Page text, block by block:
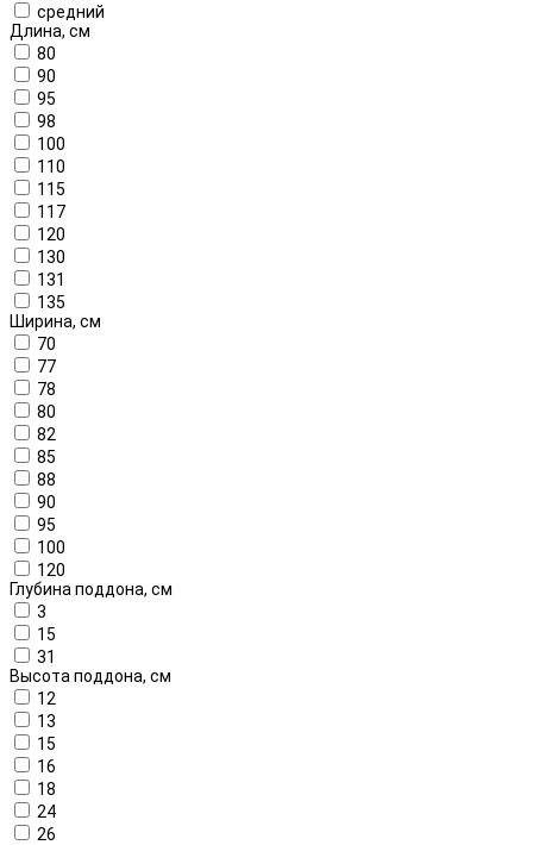
средний
Длина, см
80
90
95
98
100
110
115
117
120
130
131
135
Ширина, см
70
77
78
80
82
85
88
90
95
100
120
Глубина поддона, см
3
15
31
Высота поддона, см
12
13
15
16
18
24
26